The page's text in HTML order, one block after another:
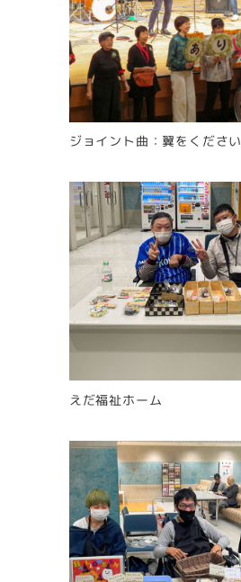
ジョイント曲：翼をください
えだ福祉ホーム